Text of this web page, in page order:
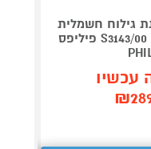
גילוח חשמלית
דגם S3143/00 פיליפס
עכשיו